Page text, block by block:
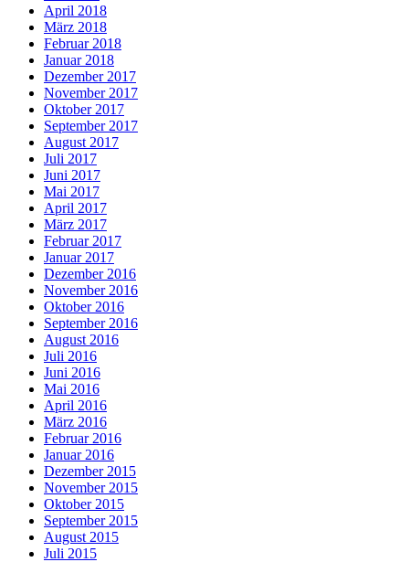
April 2018
März 2018
Februar 2018
Januar 2018
Dezember 2017
November 2017
Oktober 2017
September 2017
August 2017
Juli 2017
Juni 2017
Mai 2017
April 2017
März 2017
Februar 2017
Januar 2017
Dezember 2016
November 2016
Oktober 2016
September 2016
August 2016
Juli 2016
Juni 2016
Mai 2016
April 2016
März 2016
Februar 2016
Januar 2016
Dezember 2015
November 2015
Oktober 2015
September 2015
August 2015
Juli 2015